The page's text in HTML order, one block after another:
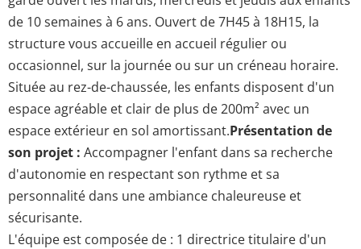
de 10 semaines à 6 ans. Ouvert de 7H45 à 18H15, la
structure vous accueille en accueil régulier ou
occasionnel, sur la journée ou sur un créneau horaire.
Située au rez-de-chaussée, les enfants disposent d'un
espace agréable et clair de plus de 200m² avec un
espace extérieur en sol amortissant.Présentation de
son projet : Accompagner l'enfant dans sa recherche
d'autonomie en respectant son rythme et sa
personnalité dans une ambiance chaleureuse et
sécurisante.
L'équipe est composée de : 1 directrice titulaire d'un